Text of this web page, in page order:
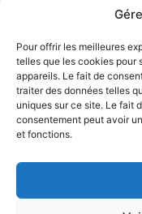
Pour offrir les meilleures
telles que les cookies pour
appareils. Le fait de
traiter des données telles
uniques sur ce site. Le fait
consentement peut avoir
et fonctions.
Funérailles au salon
Forfaits et prix
Forfait crémation
Forfait service à l'église